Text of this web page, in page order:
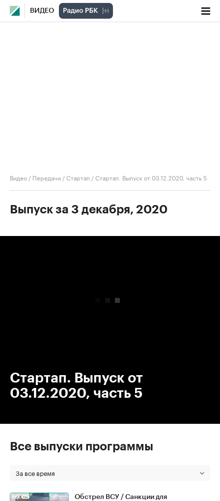
ВИДЕО
Видео / Передачи /Стартап /Стартап. Выпуск от 03.12.2020, часть 5
Выпуск за 3 декабря, 2020
Стартап. Выпуск от
03.12.2020, часть 5
Все выпуски программы
За все время
Обстрел ВСУ / Санкции для